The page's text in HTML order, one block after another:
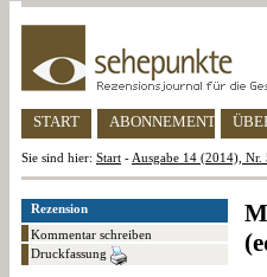
START ABONNEMENT
Sie sind hier: Start - Ausgabe 14 (2014), Nr.
Rezension
Kommentar schreiben
Druckfassung